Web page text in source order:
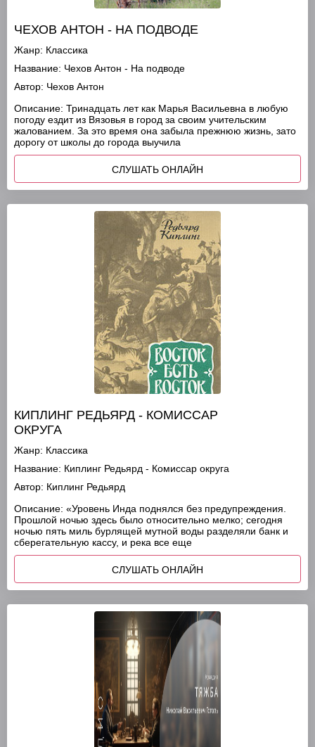
ЧЕХОВ АНТОН - НА ПОДВОДЕ
Жанр: Классика
Название: Чехов Антон - На подводе
Автор: Чехов Антон
Описание: Тринадцать лет как Марья Васильевна в любую
погоду ездит из Вязовья в город за своим учительским
жалованием. За это время она забыла прежнюю жизнь, зато
дорогу от школы до города выучила
СЛУШАТЬ ОНЛАЙН
КИПЛИНГ РЕДЬЯРД - КОМИССАР
ОКРУГА
Жанр: Классика
Название: Киплинг Редьярд - Комиссар округа
Автор: Киплинг Редьярд
Описание: «Уровень Инда поднялся без предупреждения.
Прошлой ночью здесь было относительно мелко; сегодня
ночью пять миль бурлящей мутной воды разделяли банк и
сберегательную кассу, и река все еще
СЛУШАТЬ ОНЛАЙН